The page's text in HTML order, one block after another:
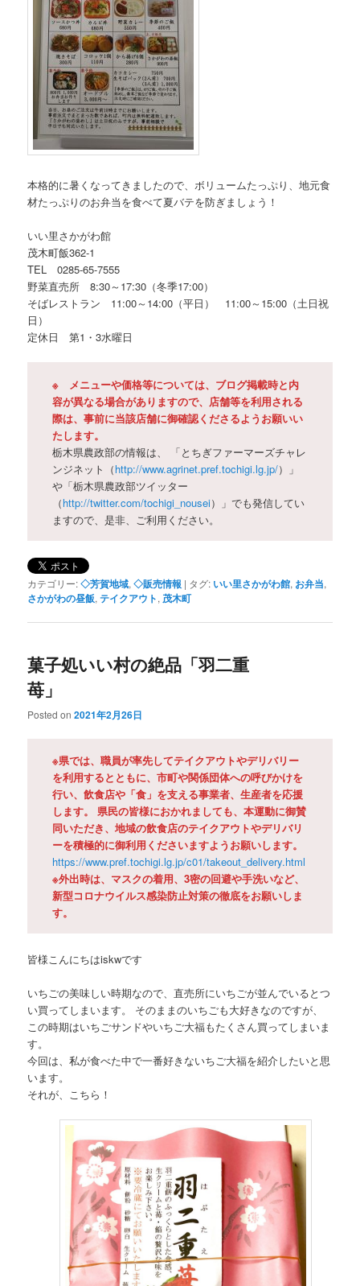
本格的に暑くなってきましたので、ボリュームたっぷり、地元食
材たっぷりのお弁当を食べて夏バテを防ぎましょう！
いい里さかがわ館
茂木町飯362-1
TEL 0285-65-7555
野菜直売所 8:30～17:30（冬季17:00）
そばレストラン 11:00～14:00（平日） 11:00～15:00（土日祝
日）
定休日 第1・3水曜日
※ メニューや価格等については、ブログ掲載時と内
容が異なる場合がありますので、店舗等を利用される
際は、事前に当該店舗に御確認くださるようお願いい
たします。
栃木県農政部の情報は、 「とちぎファーマーズチャレ
ンジネット（http://www.agrinet.pref.tochigi.lg.jp/）」
や「栃木県農政部ツイッター
（http://twitter.com/tochigi_nousei）」でも発信してい
ますので、是非、ご利用ください。
カテゴリー:◇芳賀地域,◇販売情報 | タグ: いい里さかがわ館, お弁当,
さかがわの昼飯,テイクアウト, 茂木町
菓子処いい村の絶品「羽二重
苺」
Posted on2021年2月26日
※県では、職員が率先してテイクアウトやデリバリー
を利用するとともに、市町や関係団体への呼びかけを
行い、飲食店や「食」を支える事業者、生産者を応援
します。 県民の皆様におかれましても、本運動に御賛
同いただき、地域の飲食店のテイクアウトやデリバリ
ーを積極的に御利用くださいますようお願いします。
https://www.pref.tochigi.lg.jp/c01/takeout_delivery.html
※外出時は、マスクの着用、3密の回避や手洗いなど、
新型コロナウイルス感染防止対策の徹底をお願いしま
す。
皆様こんにちはiskwです
いちごの美味しい時期なので、直売所にいちごが並んでいるとつ
い買ってしまいます。 そのままのいちごも大好きなのですが、
この時期はいちごサンドやいちご大福もたくさん買ってしまいま
す。
今回は、私が食べた中で一番好きないちご大福を紹介したいと思
います。
それが、こちら！